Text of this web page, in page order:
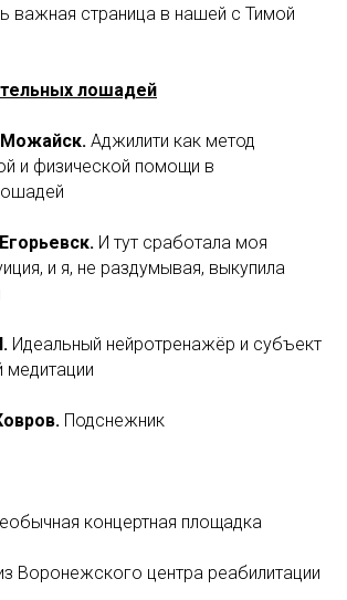
важная страница в нашей с Тимой
лошадей
Аджилити как метод
и физической помощи в
И тут сработала моя
и я, не раздумывая, выкупила
Идеальный нейротренажёр и субъект
медитации
Подснежник
концертная площадка
Воронежского центра реабилитации